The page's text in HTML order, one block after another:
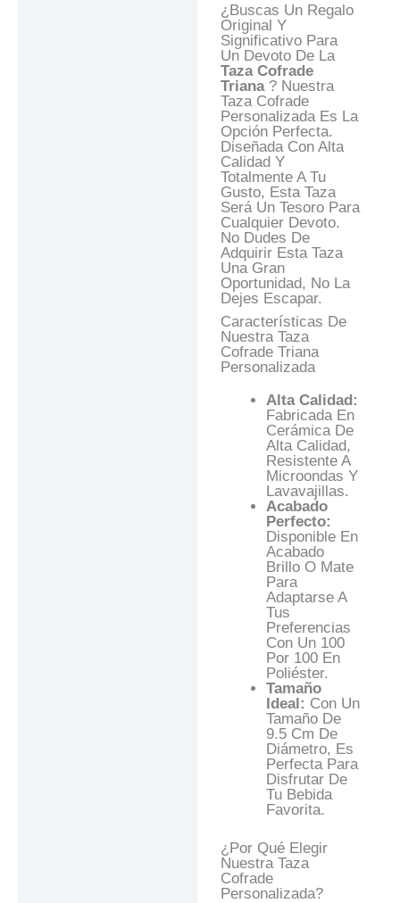
¿Buscas Un Regalo
Original Y
Significativo Para
Un Devoto De La
Taza Cofrade
Triana ? Nuestra
Taza Cofrade
Personalizada Es La
Opción Perfecta.
Diseñada Con Alta
Calidad Y
Totalmente A Tu
Gusto, Esta Taza
Será Un Tesoro Para
Cualquier Devoto.
No Dudes De
Adquirir Esta Taza
Una Gran
Oportunidad, No La
Dejes Escapar.
Características De
Nuestra Taza
Cofrade Triana
Personalizada
Alta Calidad:
Fabricada En
Cerámica De
Alta Calidad,
Resistente A
Microondas Y
Lavavajillas.
Acabado
Perfecto:
Disponible En
Acabado
Brillo O Mate
Para
Adaptarse A
Tus
Preferencias
Con Un 100
Por 100 En
Poliéster.
Tamaño
Ideal: Con Un
Tamaño De
9.5 Cm De
Diámetro, Es
Perfecta Para
Disfrutar De
Tu Bebida
Favorita.
¿Por Qué Elegir
Nuestra Taza
Cofrade
Personalizada?